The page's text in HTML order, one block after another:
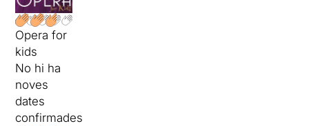
Opera for
kids
No hi ha
noves
dates
confirmades